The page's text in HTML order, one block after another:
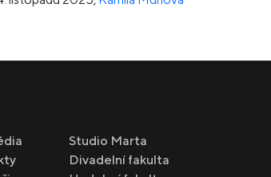
Studio Marta
Divadelní fakulta